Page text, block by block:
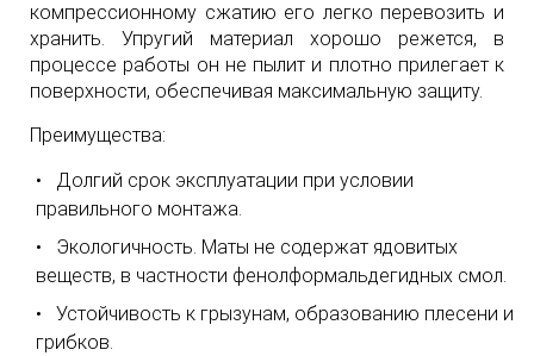
компрессионному сжатию его легко перевозить и
хранить. Упругий материал хорошо режется, в
процессе работы он не пылит и плотно прилегает к
поверхности, обеспечивая максимальную защиту.
Преимущества:
Долгий срок эксплуатации при условии
правильного монтажа.
Экологичность. Маты не содержат ядовитых
веществ, в частности фенолформальдегидных смол.
Устойчивость к грызунам, образованию плесени и
грибков.